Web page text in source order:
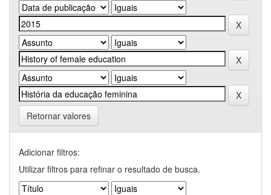
Retornar valores
Adicionar filtros:
Utilizar filtros para refinar o resultado de busca.